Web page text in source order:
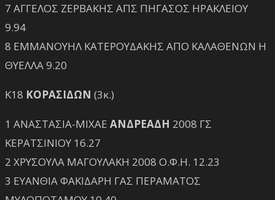
7 ΑΓΓΕΛΟΣ ΖΕΡΒΑΚΗΣ ΑΠΣ ΠΗΓΑΣΟΣ ΗΡΑΚΛΕΙΟΥ
9.94
8 ΕΜΜΑΝΟΥΗΛ ΚΑΤΕΡΟΥΔΑΚΗΣ ΑΠΟ ΚΑΛΑΘΕΝΩΝ Η
ΘΥΕΛΛΑ 9.20
Κ18 ΚΟΡΑΣΙΔΩΝ (3κ.)
1 ΑΝΑΣΤΑΣΙΑ-ΜΙΧΑΕ ΑΝΔΡΕΑΔΗ 2008 ΓΣ
ΚΕΡΑΤΣΙΝΙΟΥ 16.27
2 ΧΡΥΣΟΥΛΑ ΜΑΓΟΥΛΑΚΗ 2008 Ο.Φ.Η. 12.23
3 ΕΥΑΝΘΙΑ ΦΑΚΙΔΑΡΗ ΓΑΣ ΠΕΡΑΜΑΤΟΣ